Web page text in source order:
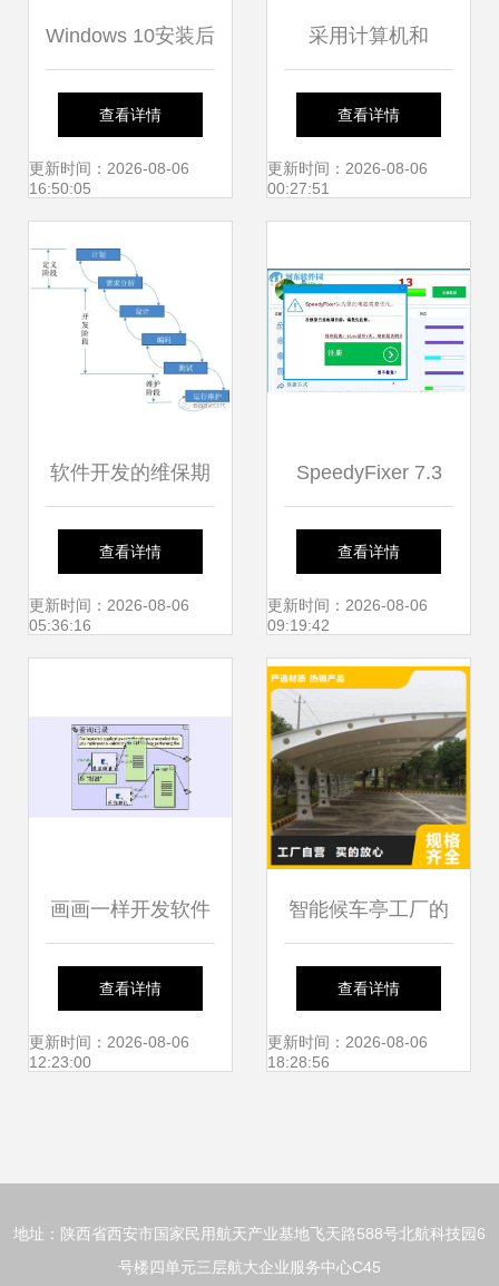
Windows 10安装后
占用空间及系统盘
规划指南 开发者的
查看详情
更新时间：2026-08-06
16:50:05
采用计算机和
Windows接口软件
实现机床测试系统
查看详情
更新时间：2026-08-06
00:27:51
软件开发的维保期
是指什么 请问 计
算机软件保护条例
护期限为多久
查看详情
更新时间：2026-08-06
05:36:16
SpeedyFixer 7.3
绿色版 电脑系统优
化的一站式解决方
案
查看详情
更新时间：2026-08-06
09:19:42
画画一样开发软件
申请审批管理系统
开发案例——以计
查看详情
更新时间：2026-08-06
12:23:00
智能候车亭工厂的
定价策略 集成自行
车停车棚与计算机
查看详情
更新时间：2026-08-06
18:28:56
地址：陕西省西安市国家民用航天产业基地飞天路588号北航科技园6
号楼四单元三层航大企业服务中心C45